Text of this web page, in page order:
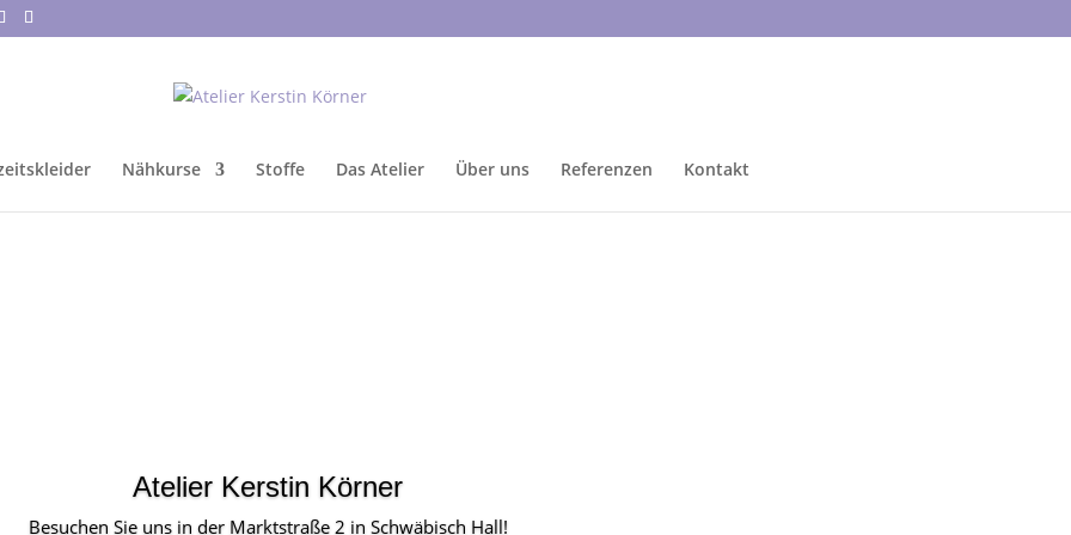
Nähkurse Stoffe Das Atelier Über uns Referenzen Kontakt
Atelier Kerstin Körner
Besuchen Sie uns in der Marktstraße 2 in Schwäbisch Hall!